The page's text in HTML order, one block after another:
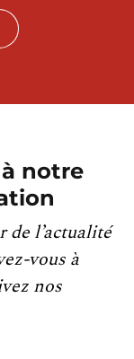
notre
de l’actualité
vous à
nos